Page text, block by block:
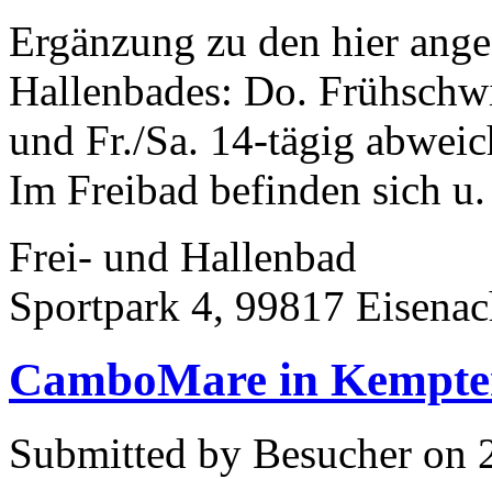
Ergänzung zu den hier
Hallenbades: Do.
und Fr./Sa. 14-tägig
Im Freibad befinden sich
Frei- und Hallenbad
Sportpark 4, 99817
CamboMare in
Submitted by Besucher on